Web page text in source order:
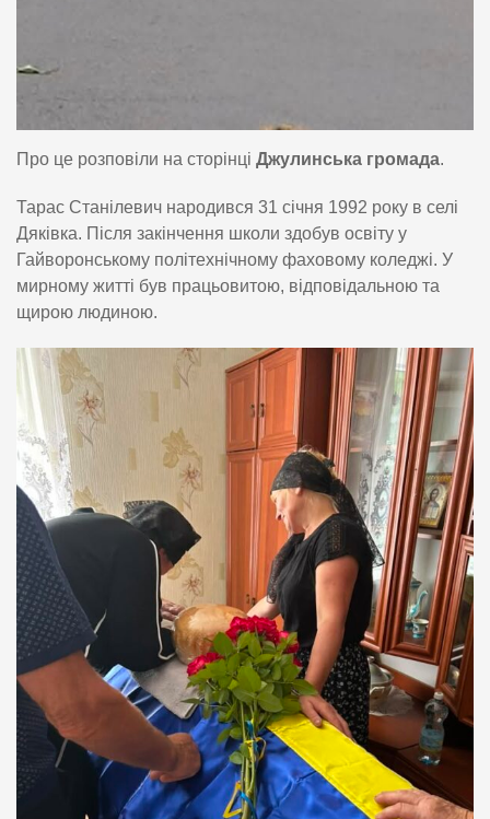
Про це розповіли на сторінці Джулинська громада.
Тарас Станілевич народився 31 січня 1992 року в селі
Дяківка. Після закінчення школи здобув освіту у
Гайворонському політехнічному фаховому коледжі. У
мирному житті був працьовитою, відповідальною та
щирою людиною.